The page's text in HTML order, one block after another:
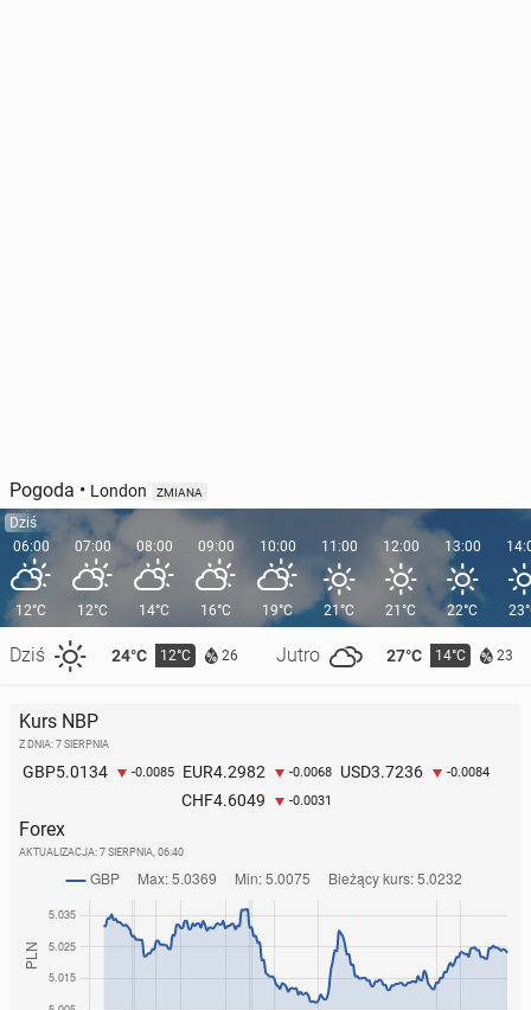
Pogoda • London ZMIANA
Dziś
06:00
12°C
Dziś 24°C 12°C 26 Jutro 27°C 14°C 23
07:00
12°C
08:00
14°C
09:00
16°C
10:00
19°C
11:00
21°C
12:00
21°C
13:00
22°C
Kurs NBP
Z DNIA: 7 SIERPNIA
GBP5.0134 -0.0085 EUR4.2982 -0.0068 USD3.7236 -0.0084
CHF4.6049 -0.0031
Forex
AKTUALIZACJA: 7 SIERPNIA, 06:40